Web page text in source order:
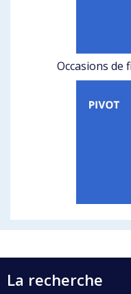
Occasions de
La recherche